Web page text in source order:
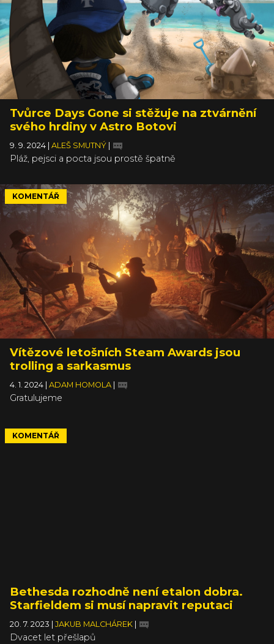
Tvůrce Days Gone si stěžuje na ztvárnění
svého hrdiny v Astro Botovi
9. 9. 2024 ALEŠ SMUTNÝ
Pláž, pejsci a pocta jsou prostě špatně
KOMENTÁŘ
Vítězové letošních Steam Awards jsou
trolling a sarkasmus
4. 1. 2024 ADAM HOMOLA
Gratulujeme
KOMENTÁŘ
Bethesda rozhodně není etalon dobra.
Starfieldem si musí napravit reputaci
20. 7. 2023 JAKUB MALCHÁREK
Dvacet let přešlapů